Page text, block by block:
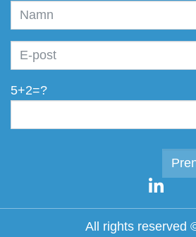
5+2=?
All rights reserved